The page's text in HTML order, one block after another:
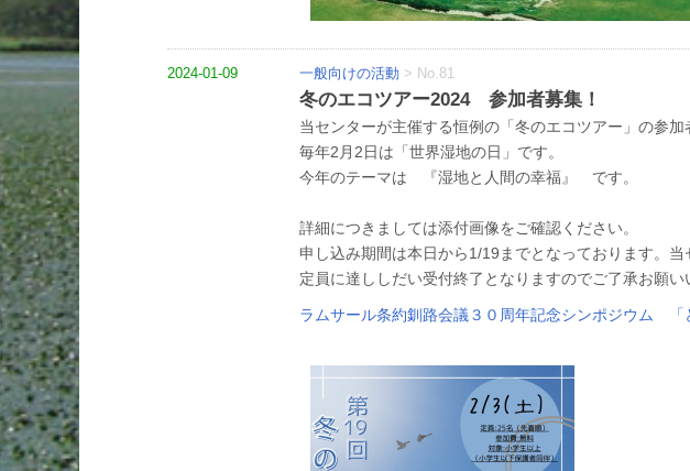
2024-01-09 一般向けの活動 > No.81
冬のエコツアー2024 参加者募集！
当センターが主催する恒例の「冬のエコツアー」の参加
毎年2月2日は「世界湿地の日」です。
今年のテーマは 『湿地と人間の幸福』 です。
詳細につきましては添付画像をご確認ください。
申し込み期間は本日から1/19までとなっております。
定員に達ししだい受付終了となりますのでご了承お願い
ラムサール条約釧路会議３０周年記念シンポジウム